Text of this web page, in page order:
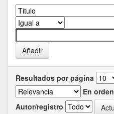
Resultados por página
En orden
Autor/registro